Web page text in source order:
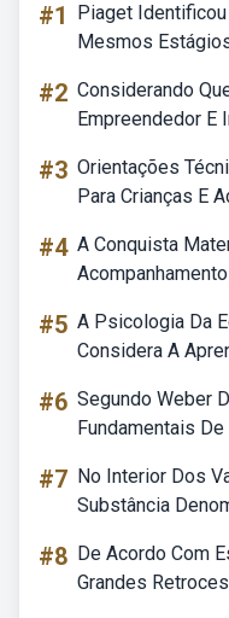
#1
Piaget
Mesmos
#2 Considerando
Empreendedor E
#3 Orientações
Para Crianças E
#4 A Conquista
#5 A Psicologia Da
Considera A
#6 Segundo Weber
Fundamentais
#7 No Interior Dos
Substância
#8 De Acordo Com
Grandes